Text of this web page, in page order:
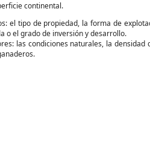
continental.
el tipo de propiedad, la forma de
o el grado de inversión y desarrollo.
las condiciones naturales, la